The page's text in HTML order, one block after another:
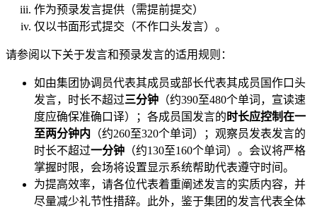
作为预录发言提供（需提前提交）
仅以书面形式提交（不作口头发言）。
请参阅以下关于发言和预录发言的适用规则：
如由集团协调员代表其成员或部长代表其成员国作口头
发言，时长不超过三分钟 （约390至480个单词，宣读速
度应确保准确口译）；各成员国发言的 时长应控制在一
至两分钟内 （约260至320个单词）；观察员发表发言的
时长不超过一分钟 （约130至160个单词）。会议将严格
掌握时限，会场将设置显示系统帮助代表遵守时间。
为提高效率，请各位代表着重阐述发言的实质内容，并
尽量减少礼节性措辞。此外，鉴于集团的发言代表全体